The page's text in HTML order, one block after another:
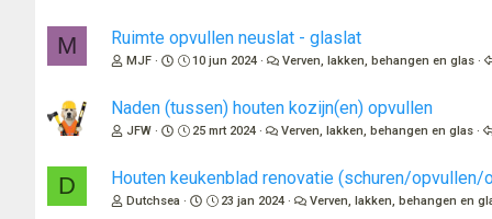
M Ruimte opvullen neuslat - glaslat
MJF 10 jun 2024 Verven, lakken, behangen en glas
Naden (tussen) houten kozijn(en) opvullen
JFW 25 mrt 2024 Verven, lakken, behangen en glas
D Houten keukenblad renovatie (schuren/opvullen/
Dutchsea 23 jan 2024 Verven, lakken, behangen en